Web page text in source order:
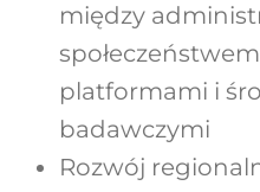
między
platformami i
badawczymi
Rozwój